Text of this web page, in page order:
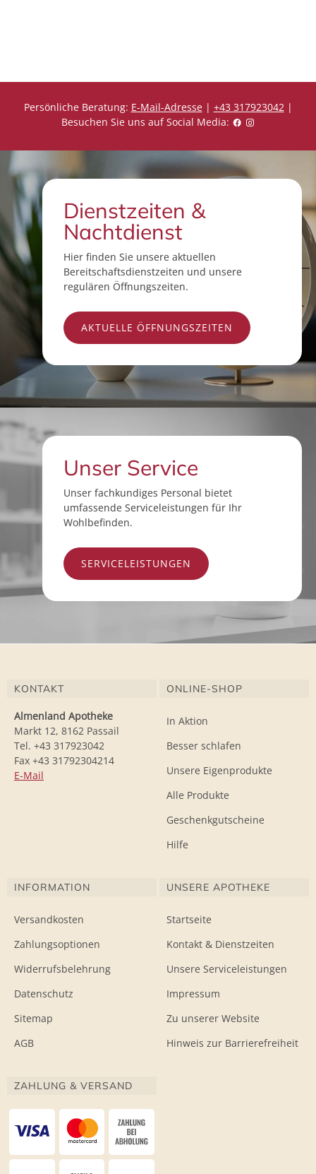
Persönliche Beratung: E-Mail-Adresse| +43 317923042|
Besuchen Sie uns auf Social Media:
Dienstzeiten &
Nachtdienst
Hier finden Sie unsere aktuellen
Bereitschaftsdienstzeiten und unsere
regulären Öffnungszeiten.
AKTUELLE ÖFFNUNGSZEITEN
Unser Service
Unser fachkundiges Personal bietet
umfassende Serviceleistungen für Ihr
Wohlbefinden.
SERVICELEISTUNGEN
KONTAKT
Almenland Apotheke
Markt 12, 8162 Passail
Tel. +43 317923042
Fax +43 31792304214
E-Mail
ONLINE-SHOP
In Aktion
Besser schlafen
Unsere Eigenprodukte
Alle Produkte
Geschenkgutscheine
Hilfe
INFORMATION
Versandkosten
Zahlungsoptionen
Widerrufsbelehrung
Datenschutz
Sitemap
AGB
UNSERE APOTHEKE
Startseite
Kontakt & Dienstzeiten
Unsere Serviceleistungen
Impressum
Zu unserer Website
Hinweis zur Barrierefreiheit
ZAHLUNG & VERSAND